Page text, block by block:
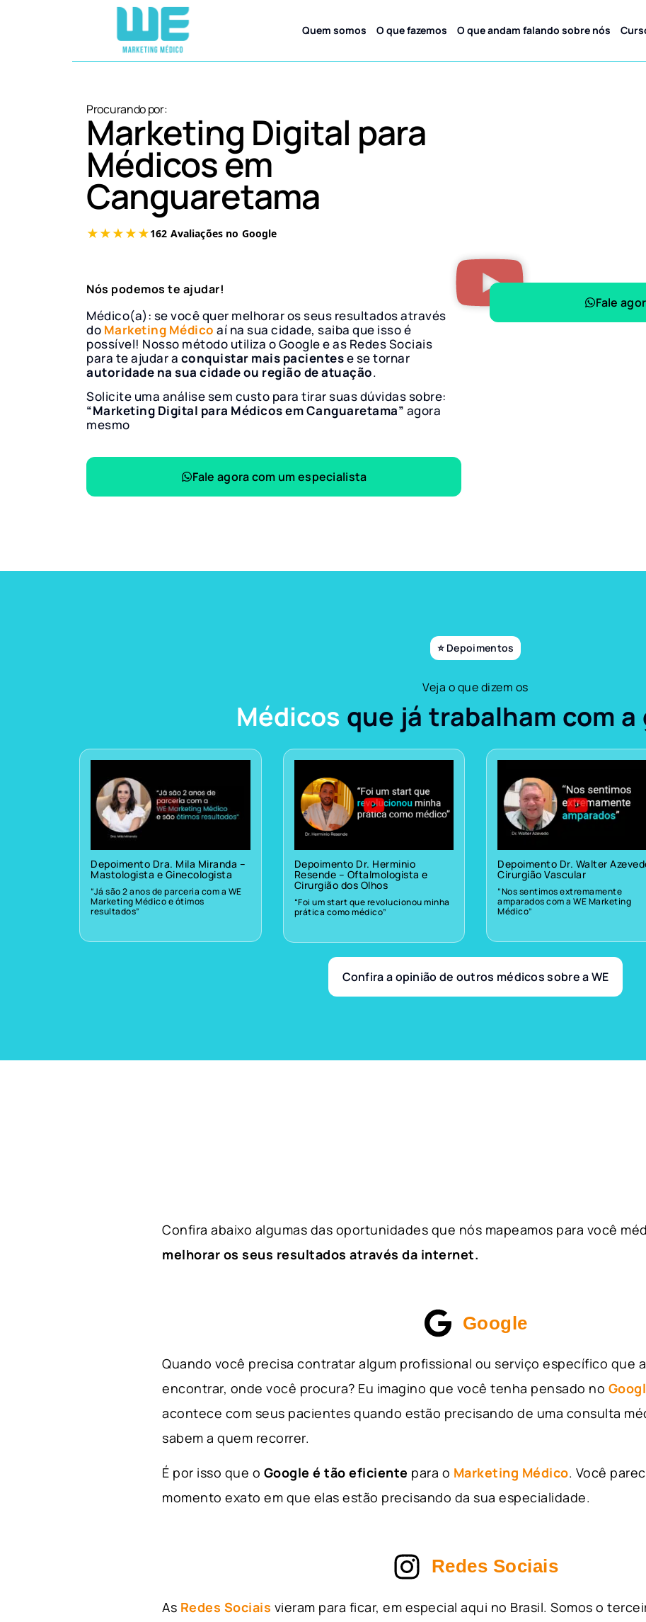
Quem somos O que fazemos O que andam falando sobre nós
Procurando por:
Marketing Digital para
Médicos em
Canguaretama
Nós podemos te ajudar!
Médico(a): se você quer melhorar os seus resultados através
do Marketing Médico aí na sua cidade, saiba que isso é
possível! Nosso método utiliza o Google e as Redes Sociais
para te ajudar a conquistar mais pacientese se tornar
autoridade na sua cidade ou região de atuação.
Solicite uma análise sem custo para tirar suas dúvidas sobre:
“Marketing Digital para Médicos em Canguaretama” agora
mesmo
Fale agora com um especialista
Fale
⭐ Depoimentos
Veja o que dizem os
Médicos que já trabalham com a
Depoimento Dra. Mila Miranda –
Mastologista e Ginecologista
“Já são 2 anos de parceria com a WE
Marketing Médico e ótimos
resultados”
Depoimento Dr. Herminio
Resende – Oftalmologista e
Cirurgião dos Olhos
“Foi um start que revolucionou minha
prática como médico”
Depoimento Dr. Walter
Cirurgião Vascular
“Nos sentimos extremamente
amparados com a WE Marketing
Médico”
Confira a opinião de outros médicos sobre a WE
Confira abaixo algumas das oportunidades que nós mapeamos para você
melhorar os seus resultados através da internet.
Google
Quando você precisa contratar algum profissional ou serviço específico que
encontrar, onde você procura? Eu imagino que você tenha pensado no
acontece com seus pacientes quando estão precisando de uma consulta
sabem a quem recorrer.
É por isso que o Google é tão eficiente para o Marketing Médico. Você
momento exato em que elas estão precisando da sua especialidade.
Redes Sociais
As Redes Sociais vieram para ficar, em especial aqui no Brasil. Somos o